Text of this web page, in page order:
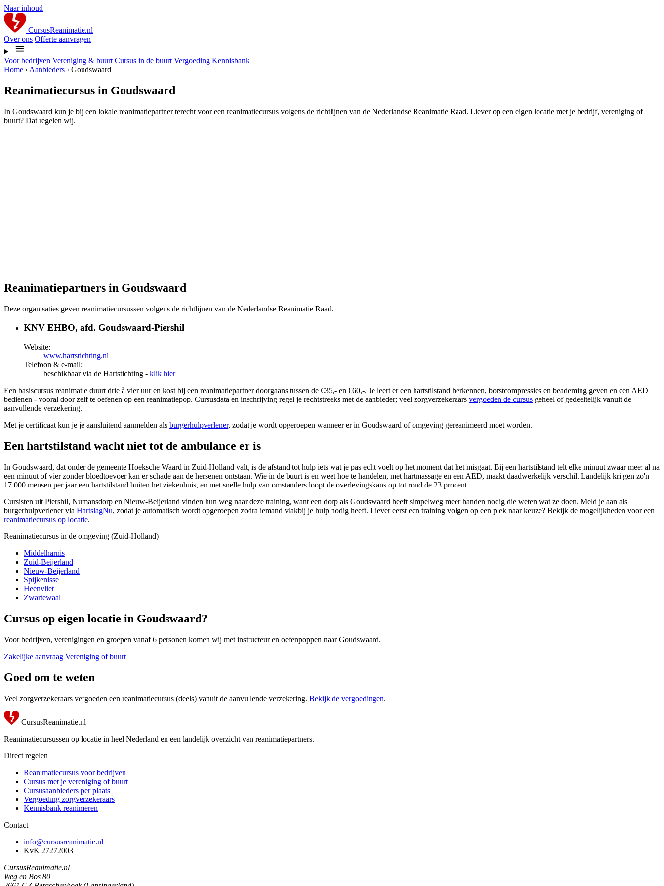
Naar inhoud
CursusReanimatie.nl
Over ons Offerte aanvragen
Voor bedrijven Vereniging & buurt Cursus in de buurt Vergoeding Kennisbank
Home › Aanbieders › Goudswaard
Reanimatiecursus in Goudswaard
In Goudswaard kun je bij een lokale reanimatiepartner terecht voor een reanimatiecursus volgens de richtlijnen van de Nederlandse Reanimatie Raad. Liever op een eigen locatie met je bedrijf, vereniging of
buurt? Dat regelen wij.
Reanimatiepartners in Goudswaard
Deze organisaties geven reanimatiecursussen volgens de richtlijnen van de Nederlandse Reanimatie Raad.
KNV EHBO, afd. Goudswaard-Piershil
Website:
www.hartstichting.nl
Telefoon & e-mail:
beschikbaar via de Hartstichting - klik hier
Een basiscursus reanimatie duurt drie à vier uur en kost bij een reanimatiepartner doorgaans tussen de €35,- en €60,-. Je leert er een hartstilstand herkennen, borstcompressies en beademing geven en een AED
bedienen - vooral door zelf te oefenen op een reanimatiepop. Cursusdata en inschrijving regel je rechtstreeks met de aanbieder; veel zorgverzekeraars vergoeden de cursus geheel of gedeeltelijk vanuit de
aanvullende verzekering.
Met je certificaat kun je je aansluitend aanmelden als burgerhulpverlener, zodat je wordt opgeroepen wanneer er in Goudswaard of omgeving gereanimeerd moet worden.
Een hartstilstand wacht niet tot de ambulance er is
In Goudswaard, dat onder de gemeente Hoeksche Waard in Zuid-Holland valt, is de afstand tot hulp iets wat je pas echt voelt op het moment dat het misgaat. Bij een hartstilstand telt elke minuut zwaar mee: al na
een minuut of vier zonder bloedtoevoer kan er schade aan de hersenen ontstaan. Wie in de buurt is en weet hoe te handelen, met hartmassage en een AED, maakt daadwerkelijk verschil. Landelijk krijgen zo'n
17.000 mensen per jaar een hartstilstand buiten het ziekenhuis, en met snelle hulp van omstanders loopt de overlevingskans op tot rond de 23 procent.
Cursisten uit Piershil, Numansdorp en Nieuw-Beijerland vinden hun weg naar deze training, want een dorp als Goudswaard heeft simpelweg meer handen nodig die weten wat ze doen. Meld je aan als
burgerhulpverlener via HartslagNu, zodat je automatisch wordt opgeroepen zodra iemand vlakbij je hulp nodig heeft. Liever eerst een training volgen op een plek naar keuze? Bekijk de mogelijkheden voor een
reanimatiecursus op locatie.
Reanimatiecursus in de omgeving (Zuid-Holland)
Middelharnis
Zuid-Beijerland
Nieuw-Beijerland
Spijkenisse
Heenvliet
Zwartewaal
Cursus op eigen locatie in Goudswaard?
Voor bedrijven, verenigingen en groepen vanaf 6 personen komen wij met instructeur en oefenpoppen naar Goudswaard.
Zakelijke aanvraag Vereniging of buurt
Goed om te weten
Veel zorgverzekeraars vergoeden een reanimatiecursus (deels) vanuit de aanvullende verzekering. Bekijk de vergoedingen.
CursusReanimatie.nl
Reanimatiecursussen op locatie in heel Nederland en een landelijk overzicht van reanimatiepartners.
Direct regelen
Reanimatiecursus voor bedrijven
Cursus met je vereniging of buurt
Cursusaanbieders per plaats
Vergoeding zorgverzekeraars
Kennisbank reanimeren
Contact
info@cursusreanimatie.nl
KvK 27272003
CursusReanimatie.nl
Weg en Bos 80